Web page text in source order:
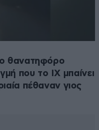
θανατηφόρο
που το ΙΧ μπαίνει
πέθαναν γιος